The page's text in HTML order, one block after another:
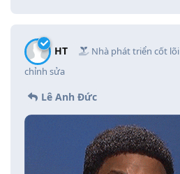
HT Nhà phát triển cốt lõi
chỉnh sửa
Lê Anh Đức